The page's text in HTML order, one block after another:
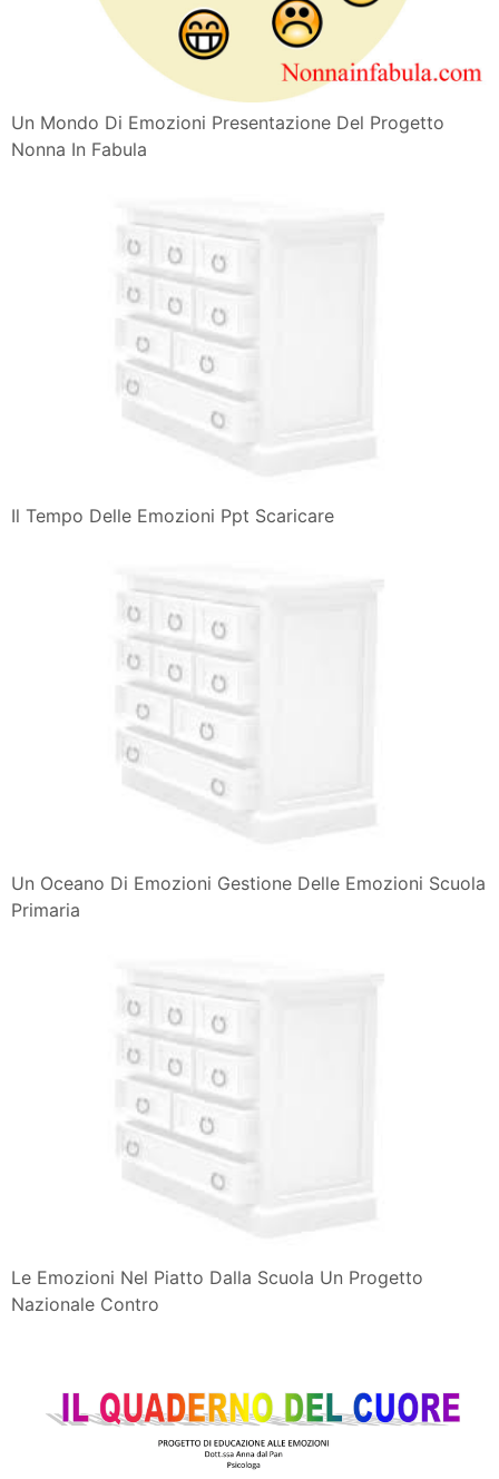
Un Mondo Di Emozioni Presentazione Del Progetto
Nonna In Fabula
Il Tempo Delle Emozioni Ppt Scaricare
Un Oceano Di Emozioni Gestione Delle Emozioni Scuola
Primaria
Le Emozioni Nel Piatto Dalla Scuola Un Progetto
Nazionale Contro